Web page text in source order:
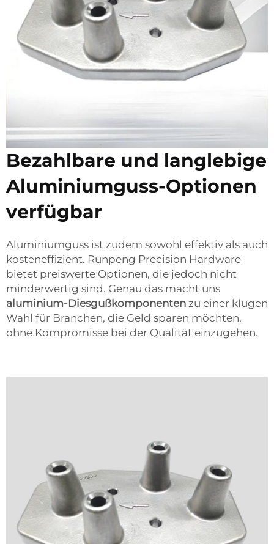
Bezahlbare und langlebige
Aluminiumguss-Optionen
verfügbar
Aluminiumguss ist zudem sowohl effektiv als auch
kosteneffizient. Runpeng Precision Hardware
bietet preiswerte Optionen, die jedoch nicht
minderwertig sind. Genau das macht uns
aluminium-Diesgußkomponenten zu einer klugen
Wahl für Branchen, die Geld sparen möchten,
ohne Kompromisse bei der Qualität einzugehen.